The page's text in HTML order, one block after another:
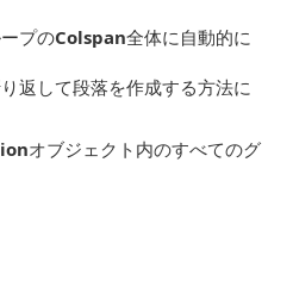
プのColspan全体に自動的に
返して段落を作成する方法に
オブジェクト内のすべてのグ